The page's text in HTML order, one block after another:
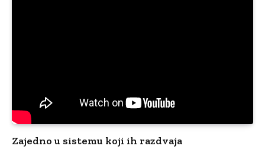
Zajedno u sistemu koji ih razdvaja